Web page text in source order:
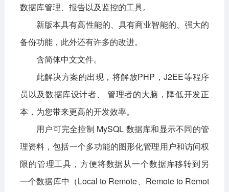
数据库管理、报告以及监控的工具。
新版本具有高性能的、具有商业智能的、强大的
备份功能，此外还有许多的改进。
含简体中文文件。
此解决方案的出现，将解放PHP，J2EE等程序
员以及数据库设计者、 管理者的大脑，降低开发正
本，为您带来更高的开发效率。
用户可完全控制 MySQL 数据库和显示不同的管
理资料，包括一个多功能的图形化管理用户和访问权
限的管理工具，方便将数据从一个数据库移转到另
一个数据库中（Local to Remote、Remote to Remot